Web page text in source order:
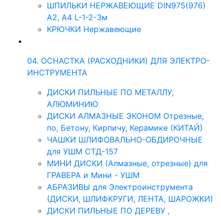
ШПИЛЬКИ НЕРЖАВЕЮЩИЕ DIN975(976)
A2, А4 L-1-2-3м
КРЮЧКИ Нержавеющие
04. ОСНАСТКА (РАСХОДНИКИ) ДЛЯ ЭЛЕКТРО-
ИНСТРУМЕНТА
ДИСКИ ПИЛЬНЫЕ ПО МЕТАЛЛУ,
АЛЮМИНИЮ
ДИСКИ АЛМАЗНЫЕ ЭКОНОМ Отрезные,
по, Бетону, Кирпичу, Керамике (КИТАЙ)
ЧАШКИ ШЛИФОВАЛЬНО-ОБДИРОЧНЫЕ
для УШМ СТД-157
МИНИ ДИСКИ (Алмазные, отрезные) для
ГРАВЕРА и Мини - УШМ
АБРАЗИВЫ для Электроинструмента
(ДИСКИ, ШЛИФКРУГИ, ЛЕНТА, ШАРОЖКИ)
ДИСКИ ПИЛЬНЫЕ ПО ДЕРЕВУ ,